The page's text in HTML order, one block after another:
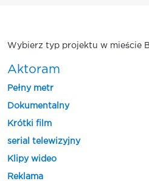
Wybierz typ projektu w mieście
Aktoram
Pełny metr
Dokumentalny
Krótki film
serial telewizyjny
Klipy wideo
Reklama